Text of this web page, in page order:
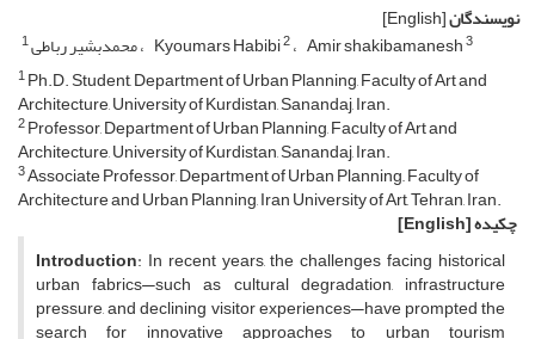
نویسندگان[English]
محمدبشیر رباطی1 Kyoumars Habibi2 Amir shakibamanesh3
1Ph.D. Student, Department of Urban Planning, Faculty of Art and
Architecture, University of Kurdistan, Sanandaj, Iran.
2Professor, Department of Urban Planning, Faculty of Art and
Architecture, University of Kurdistan, Sanandaj, Iran.
3Associate Professor, Department of Urban Planning,, Faculty of
Architecture and Urban Planning, Iran University of Art, Tehran, Iran.
چکیده[English]
Introduction: In recent years, the challenges facing historical
urban fabrics—such as cultural degradation, infrastructure
pressure, and declining visitor experiences—have prompted the